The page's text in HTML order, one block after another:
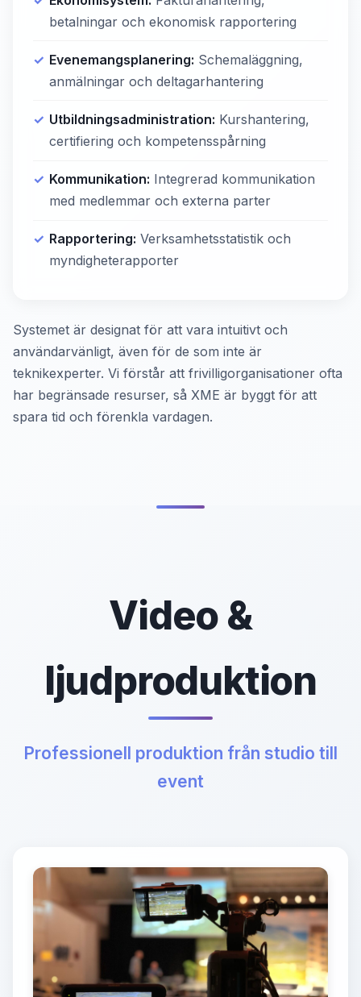
betalningar och ekonomisk rapportering
Evenemangsplanering: Schemaläggning,
anmälningar och deltagarhantering
Utbildningsadministration: Kurshantering,
certifiering och kompetensspårning
Kommunikation: Integrerad kommunikation
med medlemmar och externa parter
Rapportering: Verksamhetsstatistik och
myndigheterapporter
Systemet är designat för att vara intuitivt och
användarvänligt, även för de som inte är
teknikexperter. Vi förstår att frivilligorganisationer ofta
har begränsade resurser, så XME är byggt för att
spara tid och förenkla vardagen.
Video &
ljudproduktion
Professionell produktion från studio till
event